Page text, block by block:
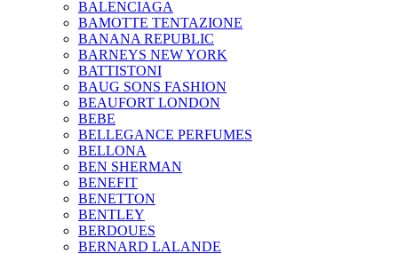
BALENCIAGA
BAMOTTE TENTAZIONE
BANANA REPUBLIC
BARNEYS NEW YORK
BATTISTONI
BAUG SONS FASHION
BEAUFORT LONDON
BEBE
BELLEGANCE PERFUMES
BELLONA
BEN SHERMAN
BENEFIT
BENETTON
BENTLEY
BERDOUES
BERNARD LALANDE